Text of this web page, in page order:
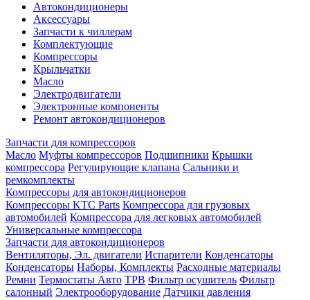
Автокондиционеры
Аксессуары
Запчасти к чиллерам
Комплектующие
Компрессоры
Крыльчатки
Масло
Электродвигатели
Электронные компоненты
Ремонт автокондиционеров
Запчасти для компрессоров
Масло Муфты компрессоров Подшипники Крышки
компрессора Регулирующие клапана Сальники и
ремкомплекты
Компрессоры для автокондиционеров
Компрессоры KTC Parts Компрессора для грузовых
автомобилей Компрессора для легковых автомобилей
Универсальные компрессора
Запчасти для автокондиционеров
Вентиляторы, Эл. двигатели Испарители Конденсаторы
Конденсаторы Наборы, Комплекты Расходные материалы
Ремни Термостаты Авто ТРВ Фильтр осушитель Фильтр
салонный Электрооборудование Датчики давления